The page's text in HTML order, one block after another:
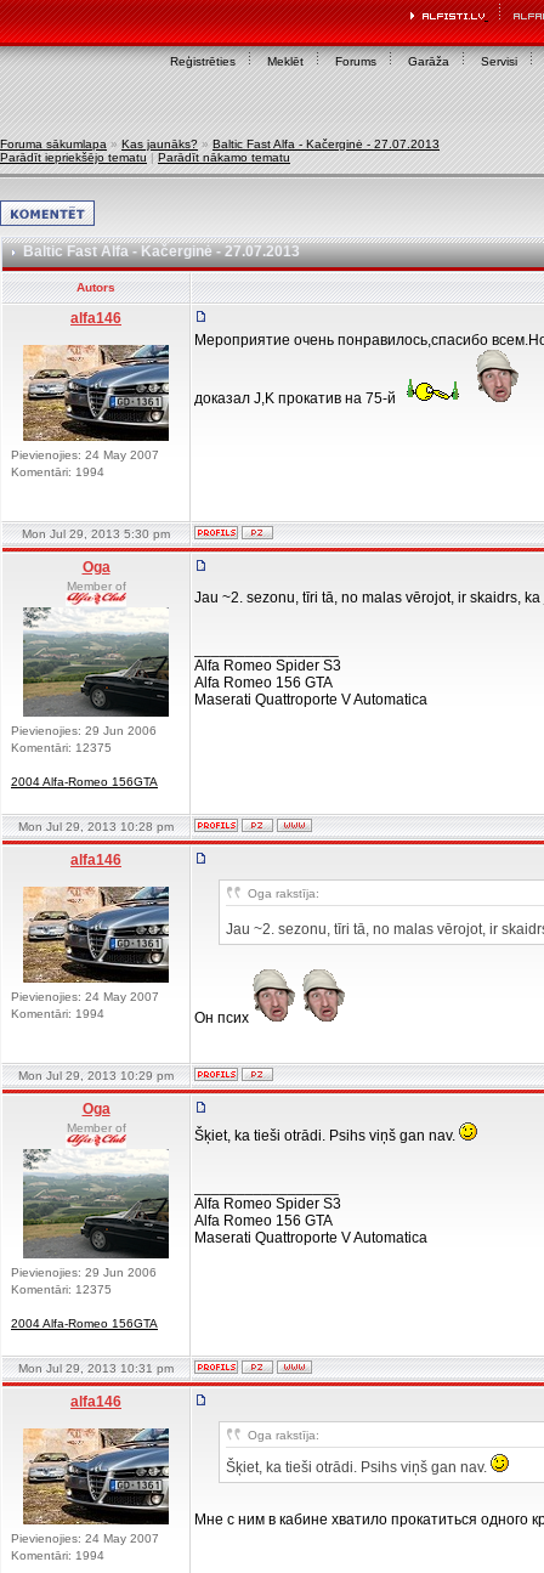
Reģistrēties Meklēt Forums Garāža Servisi
Foruma sākumlapa » Kas jaunāks? » Baltic Fast Alfa - Kačerginė - 27.07.2013
Parādīt iepriekšējo tematu | Parādīt nākamo tematu
Baltic Fast Alfa - Kačerginė - 27.07.2013
Autors
alfa146
Pievienojies: 24 May 2007
Komentāri: 1994
Мероприятие очень понравилось,спасибо
доказал J,K прокатив на 75-й
Mon Jul 29, 2013 5:30 pm
Oga
Member of
Pievienojies: 29 Jun 2006
Komentāri: 12375
2004 Alfa-Romeo 156GTA
Jau ~2. sezonu, tīri tā, no malas vērojot, ir skaidrs,
Alfa Romeo Spider S3
Alfa Romeo 156 GTA
Maserati Quattroporte V Automatica
Mon Jul 29, 2013 10:28 pm
alfa146
Pievienojies: 24 May 2007
Komentāri: 1994
Oga rakstīja:
Jau ~2. sezonu, tīri tā, no malas vērojot, ir
Он псих
Mon Jul 29, 2013 10:29 pm
Oga
Member of
Pievienojies: 29 Jun 2006
Komentāri: 12375
2004 Alfa-Romeo 156GTA
Šķiet, ka tieši otrādi. Psihs viņš gan nav.
Alfa Romeo Spider S3
Alfa Romeo 156 GTA
Maserati Quattroporte V Automatica
Mon Jul 29, 2013 10:31 pm
alfa146
Pievienojies: 24 May 2007
Komentāri: 1994
Oga rakstīja:
Šķiet, ka tieši otrādi. Psihs viņš gan nav.
Мне с ним в кабине хватило прокатиться одного